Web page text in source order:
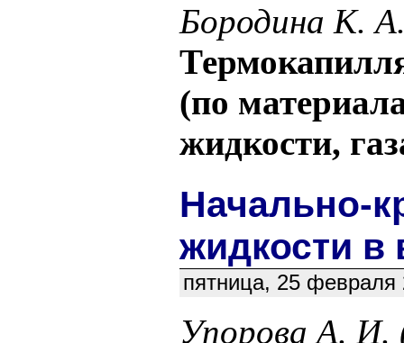
Бородина К.
(по
жидкости,
Начально-
жидкости в
пятница, 25 февраля
Упорова А.